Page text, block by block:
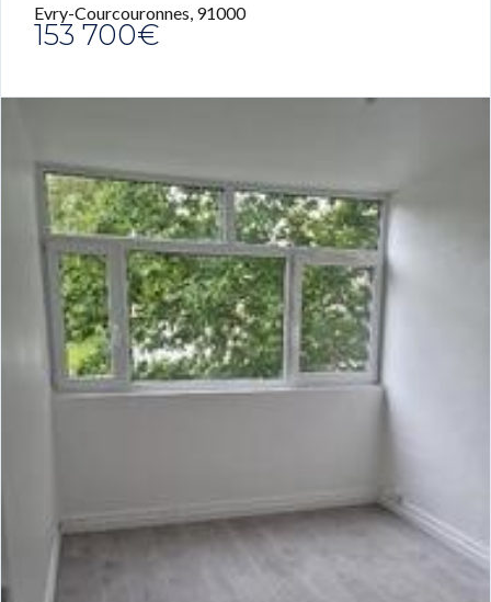
Evry-Courcouronnes, 91000
153 700€